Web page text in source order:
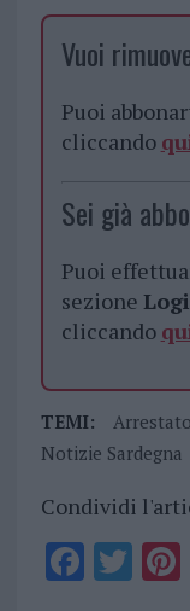
Vuoi
Puoi
cliccando
Sei già
Puoi
sezione
cliccando
TEMI:
Notizie Sardegna
Condividi
F T